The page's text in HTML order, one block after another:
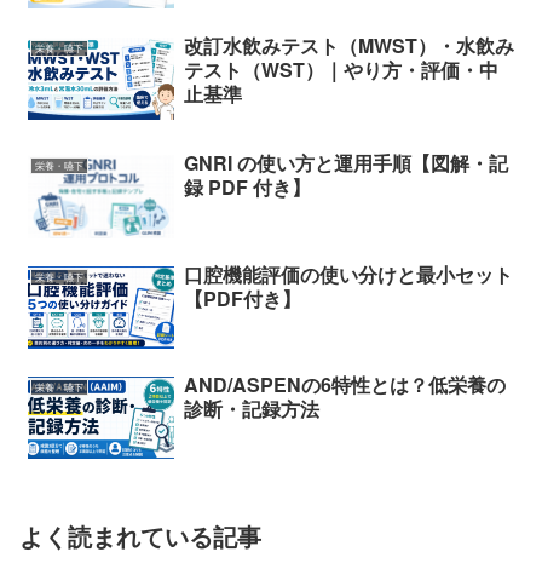
栄養・嚥下
改訂水飲みテスト（MWST）・水飲み
テスト（WST）｜やり方・評価・中
止基準
栄養・嚥下
GNRI の使い方と運用手順【図解・記
録 PDF 付き】
栄養・嚥下
口腔機能評価の使い分けと最小セット
【PDF付き】
栄養・嚥下
AND/ASPENの6特性とは？低栄養の
診断・記録方法
よく読まれている記事